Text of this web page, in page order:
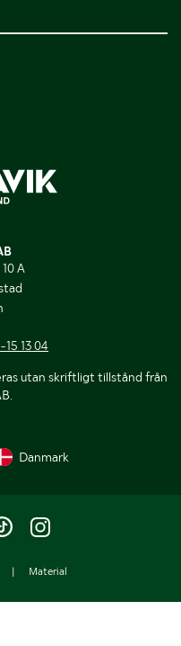
A
13 04
utan skriftligt tillstånd från
Danmark
| Material